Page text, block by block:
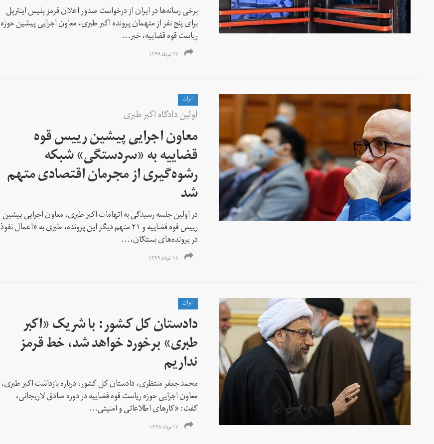
برخی رسانه‌ها در ایران از درخواست صدور اعلان قرمز پلیس اینترپل
برای پنج نفر از متهمان پرونده اکبر طبری، معاون اجرایی پیشین حوزه
ریاست قوه قضاییه، خبر...
۲۷ خرداد ۱۳۹۹
ايران
اولین دادگاه اکبر طبری
معاون اجرایی پیشین رییس قوه
قضاییه به «سردستگی» شبکه
رشوه‌گیری از مجرمان اقتصادی متهم
شد
در اولین جلسه رسیدگی به اتهامات اکبر طبری، معاون اجرایی پیشین
رییس قوه قضاییه و ۲۱ متهم دیگر این پرونده، طبری به «اعمال نفوذ
در پرونده‌های بستگان،...
۱۸ خرداد ۱۳۹۹
ايران
دادستان کل کشور: با شریک «اکبر
طبری» برخورد خواهد شد، خط قرمز
نداریم
محمد جعفر منتظری، دادستان کل کشور، درباره بازداشت اکبر طبری،
معاون اجرایی حوزه ریاست قوه قضاییه در دوره صادق لاریجانی،
گفت: «کارهای اطلاعاتی و امنیتی...
۱۷ مرداد ۱۳۹۸